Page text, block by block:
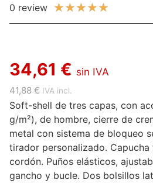
0 review ★★★★★
34,61 € sin IVA
41,88 € IVA incl.
Soft-shell de tres capas, con
g/m²), de hombre, cierre de
metal con sistema de bloqueo
tirador personalizado.
cordón. Puños elásticos,
gancho y bucle. Dos bolsillos